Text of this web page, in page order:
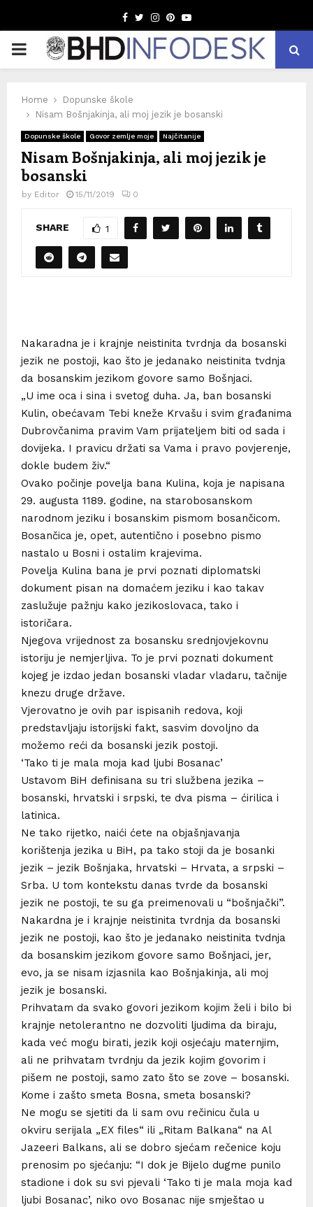
Facebook
TwitterInstagram
Pinterest
Youtube
PRIMARY
Home
Dopunske škole
Nisam Bošnjakinja, ali moj jezik je bosanski
Dopunske škole Govor zemlje moje Najčitanije
Nisam Bošnjakinja, ali moj jezik je
bosanski
by Editor 15/11/2019 0
SHARE 1
Nakaradna je i krajnje neistinita tvrdnja da bosanski
jezik ne postoji, kao što je jedanako neistinita tvdnja
da bosanskim jezikom govore samo Bošnjaci.
„U ime oca i sina i svetog duha. Ja, ban bosanski
Kulin, obećavam Tebi kneže Krvašu i svim građanima
Dubrovčanima pravim Vam prijateljem biti od sada i
dovijeka. I pravicu držati sa Vama i pravo povjerenje,
dokle budem živ.“
Ovako počinje povelja bana Kulina, koja je napisana
29. augusta 1189. godine, na starobosanskom
narodnom jeziku i bosanskim pismom bosančicom.
Bosančica je, opet, autentično i posebno pismo
nastalo u Bosni i ostalim krajevima.
Povelja Kulina bana je prvi poznati diplomatski
dokument pisan na domaćem jeziku i kao takav
zaslužuje pažnju kako jezikoslovaca, tako i
istoričara.
Njegova vrijednost za bosansku srednjovjekovnu
istoriju je nemjerljiva. To je prvi poznati dokument
kojeg je izdao jedan bosanski vladar vladaru, tačnije
knezu druge države.
Vjerovatno je ovih par ispisanih redova, koji
predstavljaju istorijski fakt, sasvim dovoljno da
možemo reći da bosanski jezik postoji.
‘Tako ti je mala moja kad ljubi Bosanac’
Ustavom BiH definisana su tri službena jezika –
bosanski, hrvatski i srpski, te dva pisma – ćirilica i
latinica.
Ne tako rijetko, naići ćete na objašnjavanja
korištenja jezika u BiH, pa tako stoji da je bosanki
jezik – jezik Bošnjaka, hrvatski – Hrvata, a srpski –
Srba. U tom kontekstu danas tvrde da bosanski
jezik ne postoji, te su ga preimenovali u “bošnjački”.
Nakardna je i krajnje neistinita tvrdnja da bosanski
jezik ne postoji, kao što je jedanako neistinita tvdnja
da bosanskim jezikom govore samo Bošnjaci, jer,
evo, ja se nisam izjasnila kao Bošnjakinja, ali moj
jezik je bosanski.
Prihvatam da svako govori jezikom kojim želi i bilo bi
krajnje netolerantno ne dozvoliti ljudima da biraju,
kada već mogu birati, jezik koji osjećaju maternjim,
ali ne prihvatam tvrdnju da jezik kojim govorim i
pišem ne postoji, samo zato što se zove – bosanski.
Kome i zašto smeta Bosna, smeta bosanski?
Ne mogu se sjetiti da li sam ovu rečinicu čula u
okviru serijala „EX files“ ili „Ritam Balkana“ na Al
Jazeeri Balkans, ali se dobro sjećam rečenice koju
prenosim po sjećanju: “I dok je Bijelo dugme punilo
stadione i dok su svi pjevali ‘Tako ti je mala moja kad
ljubi Bosanac’, niko ovo Bosanac nije smještao u